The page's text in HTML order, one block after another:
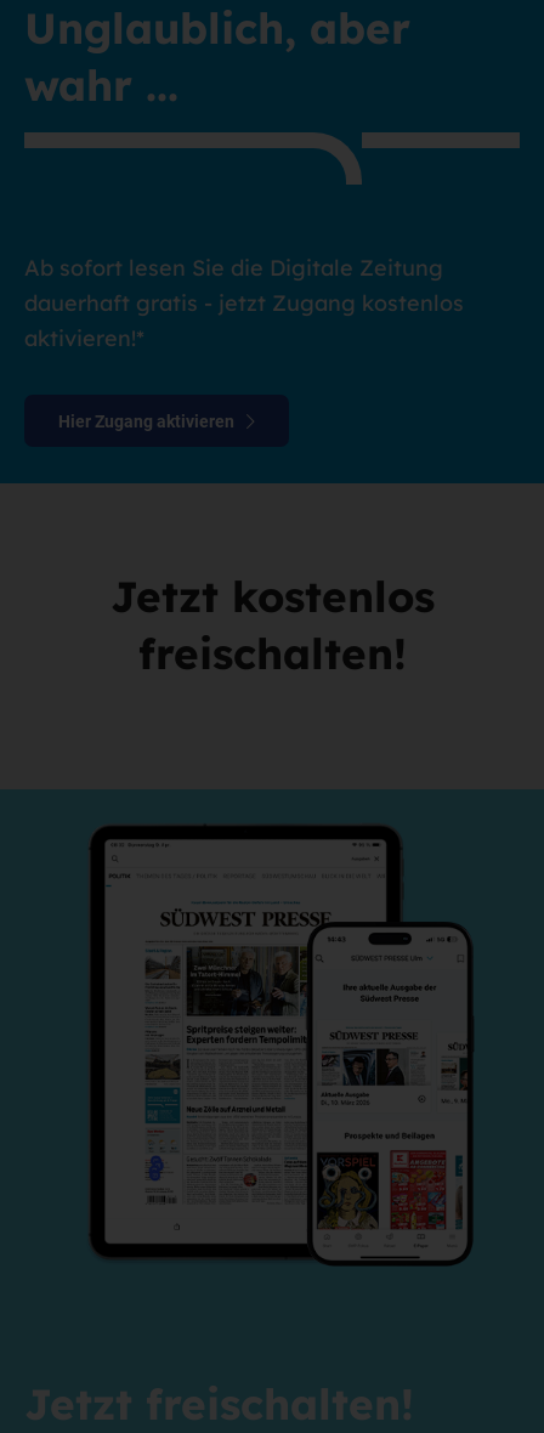
Unglaublich, aber
wahr ...
Ab sofort lesen Sie die Digitale Zeitung
dauerhaft gratis - jetzt Zugang kostenlos
aktivieren!*
Hier Zugang aktivieren
Jetzt kostenlos
freischalten!
Jetzt freischalten!